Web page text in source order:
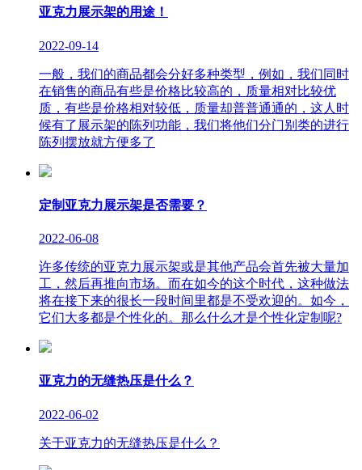
亚克力展示架的用途！
2022-09-14
一般，我们的商品都会分好多种类型，例如，我们同时
在销售的商品有些是价格比较高的，质量相对比较优
质，有些是价格相对较低，质量却普普通通的，这人时
候有了展示架的陈列功能，我们将他们分门别类的进行
陈列摆放就方便多了
定制亚克力展示架是否需要？
2022-06-08
许多传统的亚克力展示架或是其他产品会首先被大量加
工，然后再推向市场。而在如今的这个时代，这种做法
将在接下来的很长一段时间里都是不受欢迎的。如今，
它们大多都是个性化的。那么什么才是个性化定制呢?
亚克力的无缝热压是什么？
2022-06-02
关于亚克力的无缝热压是什么？